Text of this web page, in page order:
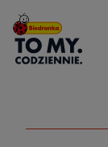
Галоўны лагатып